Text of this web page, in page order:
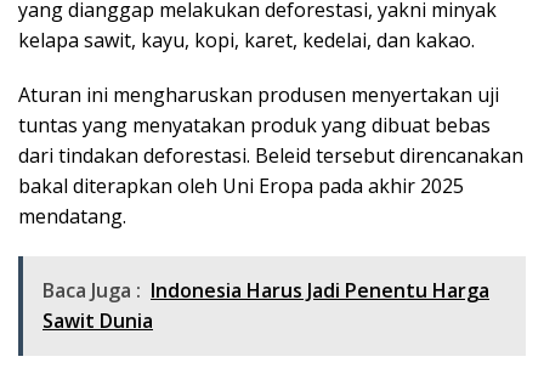
yang dianggap melakukan deforestasi, yakni minyak
kelapa sawit, kayu, kopi, karet, kedelai, dan kakao.
Aturan ini mengharuskan produsen menyertakan uji
tuntas yang menyatakan produk yang dibuat bebas
dari tindakan deforestasi. Beleid tersebut direncanakan
bakal diterapkan oleh Uni Eropa pada akhir 2025
mendatang.
Baca Juga : Indonesia Harus Jadi Penentu Harga
Sawit Dunia